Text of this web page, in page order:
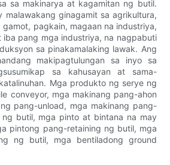
sa makinarya at kagamitan ng butil.
malawakang ginagamit sa agrikultura,
pagkain, magaan na industriya,
pang mga industriya, na nagpabuti
sa pinakamalaking lawak. Ang
makipagtulungan sa inyo sa
sa kahusayan at sama-
Mga produkto ng serye ng
conveyor, mga makinang pang-ahon
pang-unload, mga makinang pang-
butil, mga pinto at bintana na may
pintong pang-retaining ng butil, mga
ng butil, mga bentiladong ground